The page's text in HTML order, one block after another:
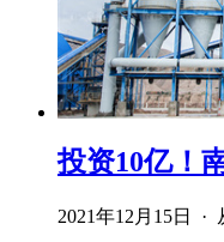
投资10亿！
2021年12月15日 ·